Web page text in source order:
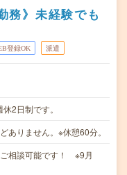
務》未経験でも
登録OK 派遣
2日制です。
りません。※休憩60分。
相談可能です！ ※9月